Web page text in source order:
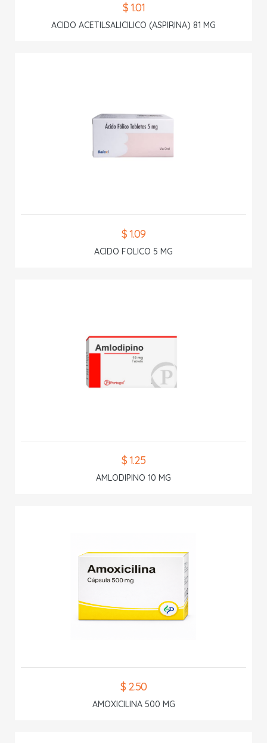
$ 1.01
ACIDO ACETILSALICILICO (ASPIRINA) 81 MG
$ 1.09
ACIDO FOLICO 5 MG
$ 1.25
AMLODIPINO 10 MG
$ 2.50
AMOXICILINA 500 MG